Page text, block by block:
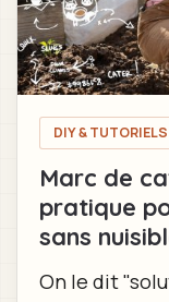
DIY & TUTORIELS
Marc de
pratique
sans
On le dit